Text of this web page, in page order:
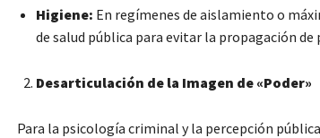
Higiene: En regímenes de aislamiento o
de salud pública para evitar la propagación
Desarticulación de la Imagen de «Poder»
Para la psicología criminal y la percepción